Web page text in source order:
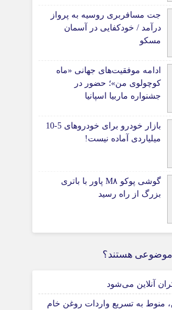
جت مسافربری روسیه به پرواز
درآمد / خودکفایی در آسمان
مسکو
ادامه موفقیت‌های جهانی «ماه
کوچولوی من»؛ حضور در
جشنواره ماربیا اسپانیا
بازار خودرو برای خودروهای 5-10
میلیاردی آماده نیست!
گوشی پوکو M۸ پاور با باتری
بزرگ از راه رسید
موضوعی هستند؟
آنلاین می‌شود
منوط به تسریع واردات روغن خام